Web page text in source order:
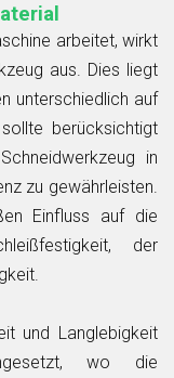
arbeitet, wirkt
aus. Dies liegt
unterschiedlich auf
berücksichtigt
in
zu gewährleisten.
Einfluss auf die
der
und Langlebigkeit
wo die